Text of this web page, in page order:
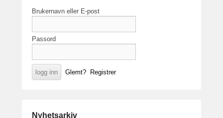
Brukernavn eller E-post
Passord
Glemt? Registrer
Nyhetsarkiv